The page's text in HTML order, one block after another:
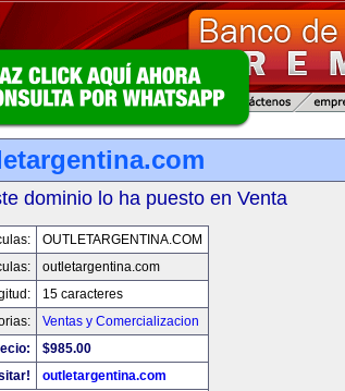
dominio lo ha puesto en Venta
OUTLETARGENTINA.COM
outletargentina.com
15 caracteres
Ventas y Comercializacion
$985.00
outletargentina.com